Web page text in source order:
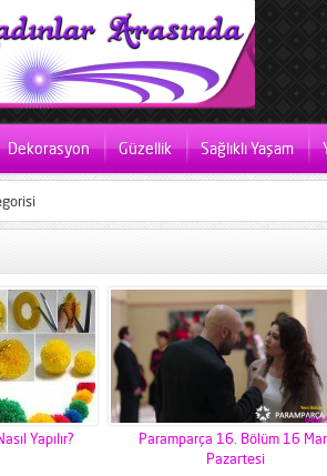
Dekorasyon Güzellik Sağlıklı Yaşam
Yapılır?
Paramparça 16. Bölüm 16
Pazartesi